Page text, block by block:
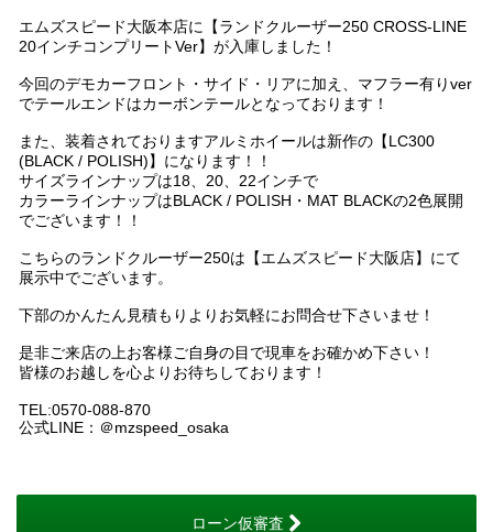
エムズスピード大阪本店に【ランドクルーザー250 CROSS-LINE
20インチコンプリートVer】が入庫しました！
今回のデモカーフロント・サイド・リアに加え、マフラー有りver
でテールエンドはカーボンテールとなっております！
また、装着されておりますアルミホイールは新作の【LC300
(BLACK / POLISH)】になります！！
サイズラインナップは18、20、22インチで
カラーラインナップはBLACK / POLISH・MAT BLACKの2色展開
でございます！！
こちらのランドクルーザー250は【エムズスピード大阪店】にて
展示中でございます。
下部のかんたん見積もりよりお気軽にお問合せ下さいませ！
是非ご来店の上お客様ご自身の目で現車をお確かめ下さい！
皆様のお越しを心よりお待ちしております！
TEL:0570-088-870
公式LINE：＠mzspeed_osaka
ローン仮審査